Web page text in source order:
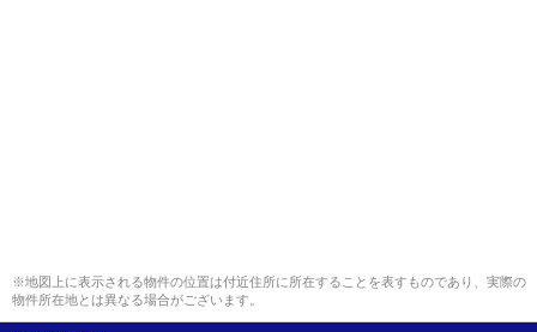
※地図上に表示される物件の位置は付近住所に所在することを表すものであり、実際の
物件所在地とは異なる場合がございます。